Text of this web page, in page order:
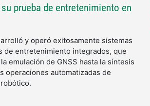
prueba de entretenimiento en
y operó exitosamente sistemas
de entretenimiento integrados, que
emulación de GNSS hasta la síntesis
operaciones automatizadas de